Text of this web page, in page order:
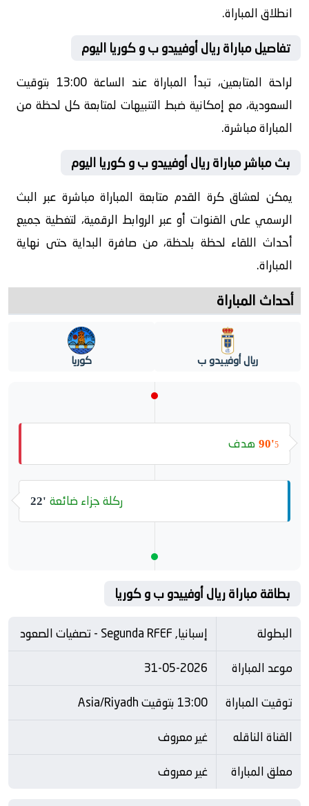
انطلاق المباراة.
تفاصيل مباراة ريال أوفييدو ب و كوريا اليوم
لراحة المتابعين، تبدأ المباراة عند الساعة 13:00 بتوقيت
السعودية، مع إمكانية ضبط التنبيهات لمتابعة كل لحظة من
المباراة مباشرة.
بث مباشر مباراة ريال أوفييدو ب و كوريا اليوم
يمكن لعشاق كرة القدم متابعة المباراة مباشرة عبر البث
الرسمي على القنوات أو عبر الروابط الرقمية، لتغطية جميع
أحداث اللقاء لحظة بلحظة، من صافرة البداية حتى نهاية
المباراة.
أحداث المباراة
ريال أوفييدو ب كوريا
90'5 هدف
22' ركلة جزاء ضائعة
بطاقة مباراة ريال أوفييدو ب و كوريا
البطولة
إسبانيا, Segunda RFEF - تصفيات الصعود
موعد المباراة
31-05-2026
توقيت المباراة
13:00 بتوقيت Asia/Riyadh
القناة الناقله
غير معروف
معلق المباراة
غير معروف